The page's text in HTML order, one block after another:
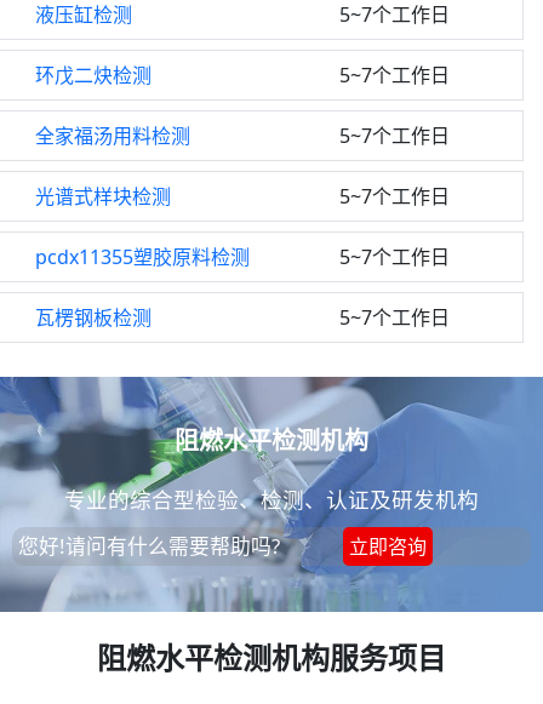
液压缸检测 5~7个工作日
环戊二炔检测 5~7个工作日
全家福汤用料检测 5~7个工作日
光谱式样块检测 5~7个工作日
pcdx11355塑胶原料检测 5~7个工作日
瓦楞钢板检测 5~7个工作日
阻燃水平检测机构
专业的综合型检验、检测、认证及研发机构
您好!请问有什么需要帮助吗? 立即咨询
阻燃水平检测机构服务项目